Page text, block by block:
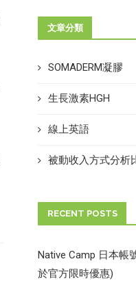
文章分類
SOMADERM凝膠
生長激素HGH
線上英語
被動收入方式分析
RECENT POSTS
Native Camp 日本帳
於官方限時優惠)